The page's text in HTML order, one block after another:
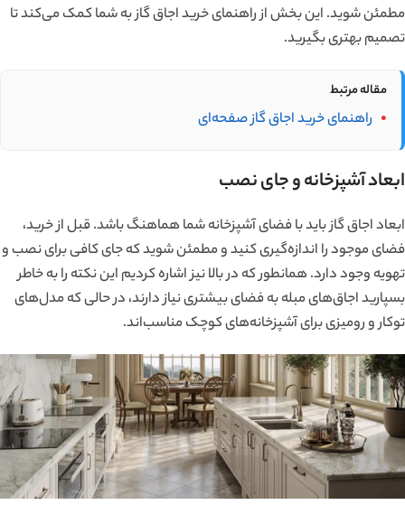
مطمئن شوید. این بخش از راهنمای خرید اجاق گاز به شما کمک می‌کند تا
تصمیم بهتری بگیرید.
مقاله‌ مرتبط
راهنمای خرید اجاق گاز صفحه‌ای
ابعاد آشپزخانه و جای نصب
ابعاد اجاق گاز باید با فضای آشپزخانه شما هماهنگ باشد. قبل از خرید،
فضای موجود را اندازه‌گیری کنید و مطمئن شوید که جای کافی برای نصب و
تهویه وجود دارد. همانطور که در بالا نیز اشاره کردیم این نکته را به خاطر
بسپارید اجاق‌های مبله به فضای بیشتری نیاز دارند، در حالی که مدل‌های
توکار و رومیزی برای آشپزخانه‌های کوچک مناسب‌اند.